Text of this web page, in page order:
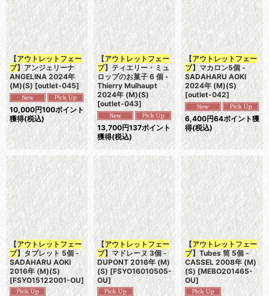
【アウトレットフェー
ブ】アンジェリーナ
ANGELINA 2024年
(M)(S) [outlet-045]
10,000円100ポイント
獲得(税込)
【アウトレットフェー
ブ】ティエリー・ミュ
ロップのお菓子 6 個 -
Thierry Mulhaupt
2024年 (M)(S)
[outlet-043]
13,700円137ポイント
獲得(税込)
【アウトレットフェー
ブ】マカロン5個 -
SADAHARU AOKI
2024年 (M)(S)
[outlet-042]
6,400円64ポイント獲
得(税込)
【アウトレットフェー
ブ】タブレット 5個 -
SADAHARU AOKI
2016年 (M)(S)
[FSYO15122001-OU]
【アウトレットフェー
ブ】マドレーヌ 3個 -
DUPONT 2016年 (M)
(S) [FSYO16010505-
OU]
【アウトレットフェー
ブ】Tubes 筒 5個 -
CASSEL 2008年 (M)
(S) [MEBO201465-
OU]